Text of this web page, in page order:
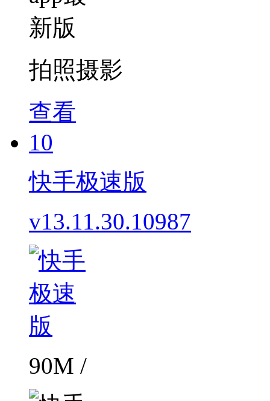
拍照摄影
查看
10
快手极速版
v13.11.30.10987
90M /